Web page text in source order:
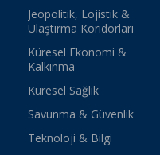
Jeopolitik, Lojistik &
Ulaştırma Koridorları
Küresel Ekonomi &
Kalkınma
Küresel Sağlık
Savunma & Güvenlik
Teknoloji & Bilgi